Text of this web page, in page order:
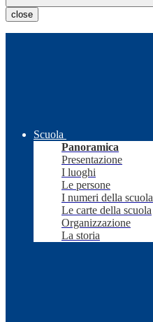
close
Scuola
Panoramica
Presentazione
I luoghi
Le persone
I numeri della scuola
Le carte della scuola
Organizzazione
La storia